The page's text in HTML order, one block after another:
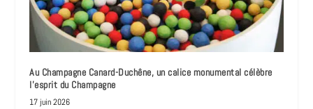
Au Champagne Canard-Duchêne, un calice monumental célèbre
l’esprit du Champagne
17 juin 2026